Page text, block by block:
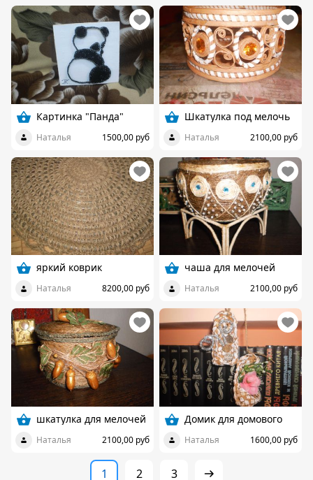
Картинка "Панда"
Наталья 1500,00 руб
Шкатулка под мелочь
Наталья 2100,00 руб
яркий коврик
Наталья 8200,00 руб
чаша для мелочей
Наталья 2100,00 руб
шкатулка для мелочей
Наталья 2100,00 руб
Домик для домового
Наталья 1600,00 руб
1 2 3